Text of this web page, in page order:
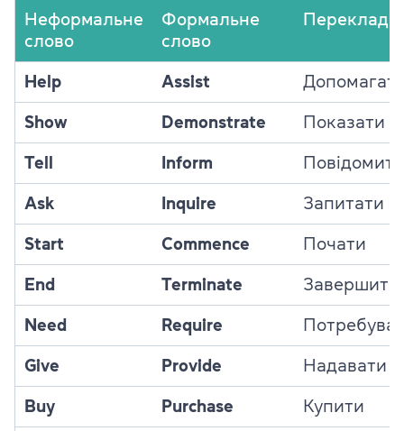
Неформальне
слово
Формальне
слово
Переклад
Help Assist
Show Demonstrate Показати
Tell Inform Повідомити
Ask Inquire Запитати
Start Commence Почати
End Terminate Завершити
Need Require
Give Provide Надавати
Buy Purchase Купити